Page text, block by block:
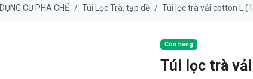
DỤNG CỤ PHA CHẾ / Túi Lọc Trà, tạp dề / Túi lọc trà vải cotton L
Còn hàng
Túi lọc trà